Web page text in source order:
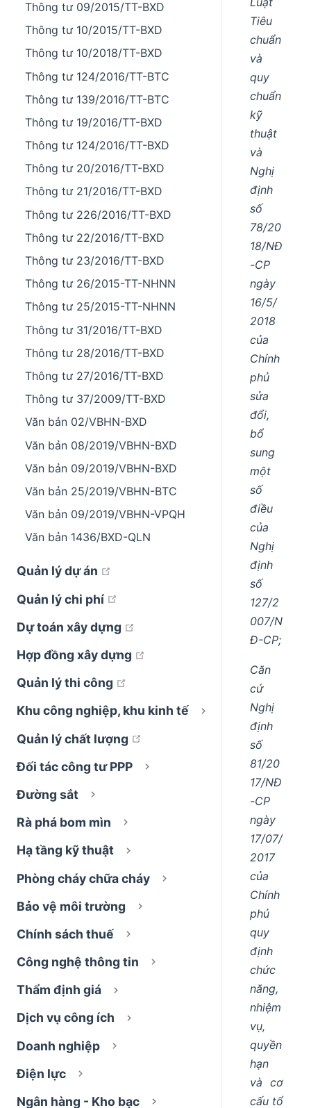
Thông tư 09/2015/TT-BXD
Thông tư 10/2015/TT-BXD
Thông tư 10/2018/TT-BXD
Thông tư 124/2016/TT-BTC
Thông tư 139/2016/TT-BTC
Thông tư 19/2016/TT-BXD
Thông tư 124/2016/TT-BXD
Thông tư 20/2016/TT-BXD
Thông tư 21/2016/TT-BXD
Thông tư 226/2016/TT-BXD
Thông tư 22/2016/TT-BXD
Thông tư 23/2016/TT-BXD
Thông tư 26/2015-TT-NHNN
Thông tư 25/2015-TT-NHNN
Thông tư 31/2016/TT-BXD
Thông tư 28/2016/TT-BXD
Thông tư 27/2016/TT-BXD
Thông tư 37/2009/TT-BXD
Văn bản 02/VBHN-BXD
Văn bản 08/2019/VBHN-BXD
Văn bản 09/2019/VBHN-BXD
Văn bản 25/2019/VBHN-BTC
Văn bản 09/2019/VBHN-VPQH
Văn bản 1436/BXD-QLN
Quản lý dự án
Quản lý chi phí
Dự toán xây dựng
open in new window
Hợp đồng xây dựng
Quản lý thi công
Khu công nghiệp, khu kinh tế
Quản lý chất lượng
open in new window
Đối tác công tư PPP
Đường sắt
Rà phá bom mìn
Hạ tầng kỹ thuật
Phòng cháy chữa cháy
Bảo vệ môi trường
Chính sách thuế
Công nghệ thông tin
Thẩm định giá
Dịch vụ công ích
Doanh nghiệp
Điện lực
Ngân hàng - Kho bạc
Tiêu
chuẩn
và
quy
chuẩn
kỹ
thuật
và
Nghị
định
số
78/20
18/NĐ
-CP
ngày
16/5/
2018
của
Chính
phủ
sửa
đổi,
bổ
sung
một
số
điều
của
Nghị
định
số
127/2
007/N
Đ-CP;
Căn
cứ
Nghị
định
số
81/20
17/NĐ
-CP
ngày
17/07/
2017
của
Chính
phủ
quy
định
chức
năng,
nhiệm
vụ,
quyền
hạn
và cơ
cấu tổ